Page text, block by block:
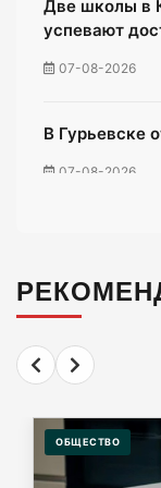
Две школы в
успевают
07-08-2026
В Гурьевске
07-08-2026
07-08-2026
«Мираторг»
Люблинского
курятиной.
07-08-2026
ОБЩЕСТВО